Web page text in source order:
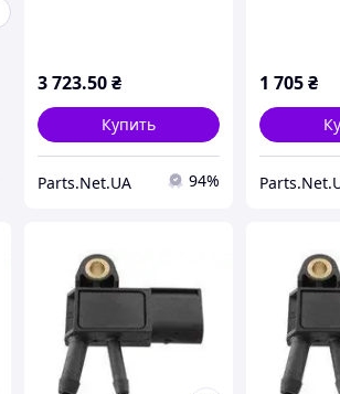
3 723.50₴
Купить
Parts.Net.UA 94%
1 705₴